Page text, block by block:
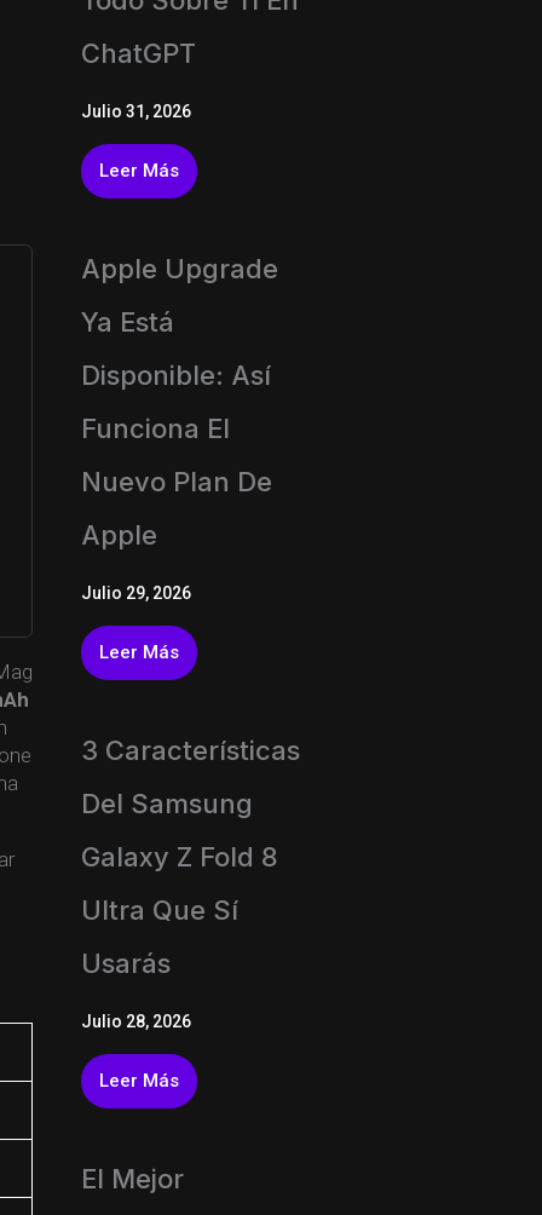
ChatGPT
Julio 31, 2026
Leer Más
Apple Upgrade
Ya Está
Disponible: Así
Funciona El
Nuevo Plan De
Apple
Julio 29, 2026
Leer Más
3 Características
Del Samsung
Galaxy Z Fold 8
Ultra Que Sí
Usarás
Julio 28, 2026
Leer Más
El Mejor